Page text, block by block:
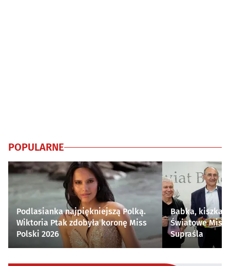
POPULARNE
Podlasianka najpiękniejszą Polką.
Wiktoria Ptak zdobyła koronę Miss
Polski 2026
Babka, kiszka i
Światowe
Supraśla